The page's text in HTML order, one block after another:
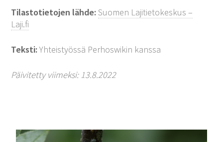
Tilastotietojen lähde:Suomen Lajitietokeskus –
Laji.fi
Teksti:Yhteistyössä Perhoswikin kanssa
Päivitetty viimeksi: 13.8.2022